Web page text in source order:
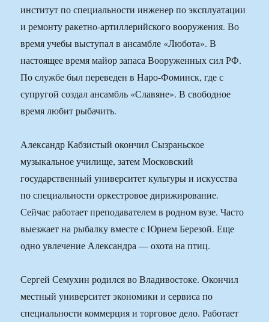
институт по специальности инженер по эксплуатации
и ремонту ракетно-артиллерийского вооружения. Во
время учебы выступал в ансамбле «Любота». В
настоящее время майор запаса Вооруженных сил РФ.
По службе был переведен в Наро-Фоминск, где с
супругой создал ансамбль «Славяне». В свободное
время любит рыбачить.
Александр Кабзистый окончил Сызраньское
музыкальное училище, затем Московский
государственный университет культуры и искусства
по специальности оркестровое дирижирование.
Сейчас работает преподавателем в родном вузе. Часто
выезжает на рыбалку вместе с Юрием Березой. Еще
одно увлечение Александра — охота на птиц.
Сергей Семухин родился во Владивостоке. Окончил
местный университет экономики и сервиса по
специальности коммерция и торговое дело. Работает